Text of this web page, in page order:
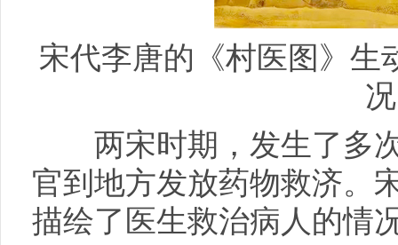
宋代李唐的《村医图》生
两宋时期，发生了多次
官到地方发放药物救济。
描绘了医生救治病人的情